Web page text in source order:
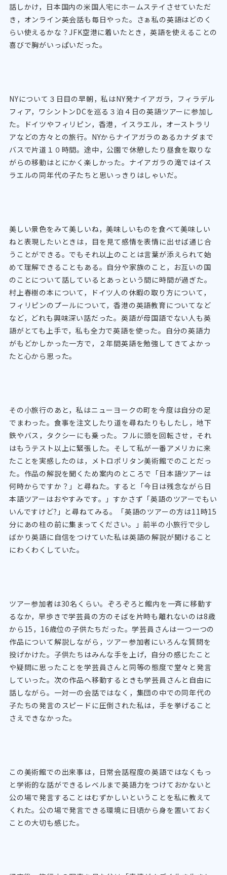
話しかけ，日本国内の米国人宅にホームステイさせていただ
き，オンライン英会話も毎日やった。さぁ私の英語はどのく
らい使えるかな？JFK空港に着いたとき，英語を使えることの
喜びで胸がいっぱいだった。
NYについて３日目の早朝，私はNY発ナイアガラ，フィラデル
フィア，ワシントンDCを巡る３泊４日の英語ツアーに参加し
た。ドイツやフィリピン，香港，イスラエル，オーストラリ
アなどの方々との旅行。NYからナイアガラのあるカナダまで
バスで片道１０時間。途中，公園で休憩したり昼食を取りな
がらの移動はとにかく楽しかった。ナイアガラの滝ではイス
ラエルの同年代の子たちと思いっきりはしゃいだ。
美しい景色をみて美しいね，美味しいものを食べて美味しい
ねと表現したいときは，目を見て感情を表情に出せば通じ合
うことができる。でもそれ以上のことは言葉が添えられて始
めて理解できることもある。自分や家族のこと，お互いの国
のことについて話しているとあっという間に時間が過ぎた。
村上春樹の本について，ドイツ人の休暇の取り方について，
フィリピンのプールについて，香港の英語教育についてなど
など，どれも興味深い話だった。英語が母国語でない人も英
語がとても上手で，私も全力で英語を使った。自分の英語力
がもどかしかった一方で，２年間英語を勉強してきてよかっ
たと心から思った。
その小旅行のあと，私はニューヨークの町を今度は自分の足
でまわった。食事を注文したり道を尋ねたりもしたし，地下
鉄やバス，タクシーにも乗った。フルに頭を回転させ，それ
はもうテスト以上に緊張した。そして私が一番アメリカに来
たことを実感したのは，メトロポリタン美術館でのことだっ
た。作品の解説を聞くため案内のところで「日本語ツアーは
何時からですか？」と尋ねた。すると「今日は残念ながら日
本語ツアーはおやすみです。」すかさず「英語のツアーでもい
いんですけど?」と尋ねてみる。「英語のツアーの方は11時15
分にあの柱の前に集まってください。」前半の小旅行で少し
ばかり英語に自信をつけていた私は英語の解説が聞けること
にわくわくしていた。
ツアー参加者は30名くらい。ぞろぞろと館内を一斉に移動す
るなか，早歩きで学芸員の方のそばを片時も離れないのは8歳
から15，16歳位の子供たちだった。学芸員さんは一つ一つの
作品について解説しながら，ツアー参加者にいろんな質問を
投げかけた。子供たちはみんな手を上げ，自分の感じたこと
や疑問に思ったことを学芸員さんと同等の態度で堂々と発言
していった。次の作品へ移動するときも学芸員さんと自由に
話しながら。一対一の会話ではなく，集団の中での同年代の
子たちの発言のスピードに圧倒された私は，手を挙げること
さえできなかった。
この美術館での出来事は，日常会話程度の英語ではなくもっ
と学術的な話ができるレベルまで英語力をつけておかないと
公の場で発言することはむずかしいということを私に教えて
くれた。公の場で発言できる環境に日頃から身を置いておく
ことの大切も感じた。